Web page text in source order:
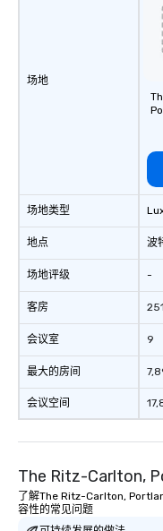
场地
场地类型
地点
场地评级
客房
会议室
最大的房间
会议空间
波
-
251
9
The Ritz-Carlton,
了解The Ritz-Carlton,
容性的常见问题